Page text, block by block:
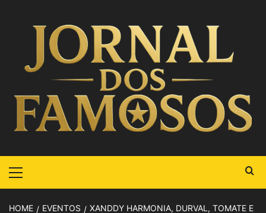
HOME EVENTOS
XANDDY HARMONIA, DURVAL, TOMATE E